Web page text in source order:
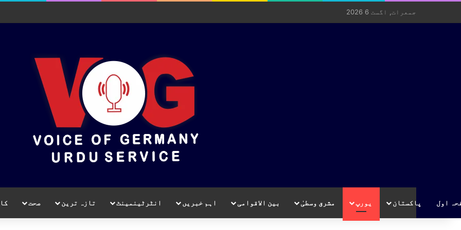
جمعرات, اگست 6 2026
اول پاکستان یورپ مشرق وسطیٰ بین الاقوامی اہم خبریں انٹرٹینمینٹ تازہ ترین صحت